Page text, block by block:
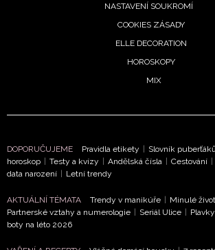
Přihlášením k newsletteru souhlasíte s
podmínkami společnosti
NASTAVENÍ SOUKROMÍ
COOKIES ZÁSADY
ELLE DECORATION
HOROSKOPY
MIX
DOPORUČUJEME Pravidla etikety | Slovník
horoskop | Testy a kvízy | Andělská čísla | Cestování |
data narození | Letní trendy
AKTUÁLNÍ TÉMATA Trendy v manikúře | Minulé
Partnerské vztahy a numerologie | Seriál Ulice |
boty na léto 2026